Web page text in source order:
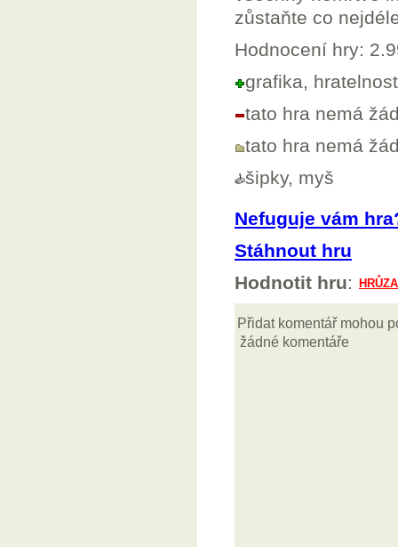
zůstaňte co
Hodnocení hry:
grafika,
tato hra nemá
tato hra nemá
šipky, myš
Nefuguje vám
Stáhnout hru
Hodnotit hru: